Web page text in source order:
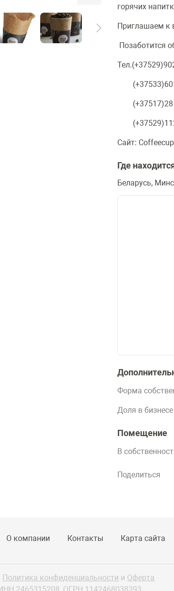
горячих
Приглашаем к
Позаботится
(+37517)28
Сайт:
Где
Беларусь,
Форма
Доля в бизнесе
Помещение
В
Поделиться
О компании Контакты Карта сайта
Политика конфиденциальности и Оферта